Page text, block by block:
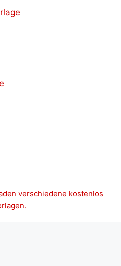
verschiedene kostenlos